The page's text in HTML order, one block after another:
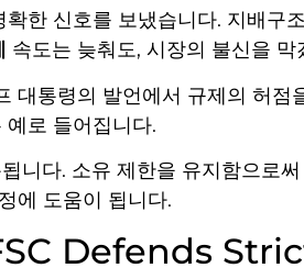
한 신호를 보냈습니다. 지배구
속도는 늦춰도, 시장의 불신을
대통령의 발언에서 규제의 허점
로 들어집니다.
니다. 소유 제한을 유지함으로
에 도움이 됩니다.
Defends